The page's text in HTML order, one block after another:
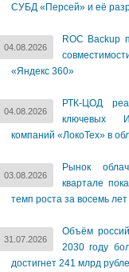
СУБД «Персей» и её
04.08.2026
ROC Backup
«Яндекс 360»
04.08.2026
РТК-ЦОД
ключевых
компаний «ЛокоТех» в
03.08.2026
Рынок
квартале
темп роста за восемь лет
31.07.2026
Объём
2030 году
достигнет 241 млрд